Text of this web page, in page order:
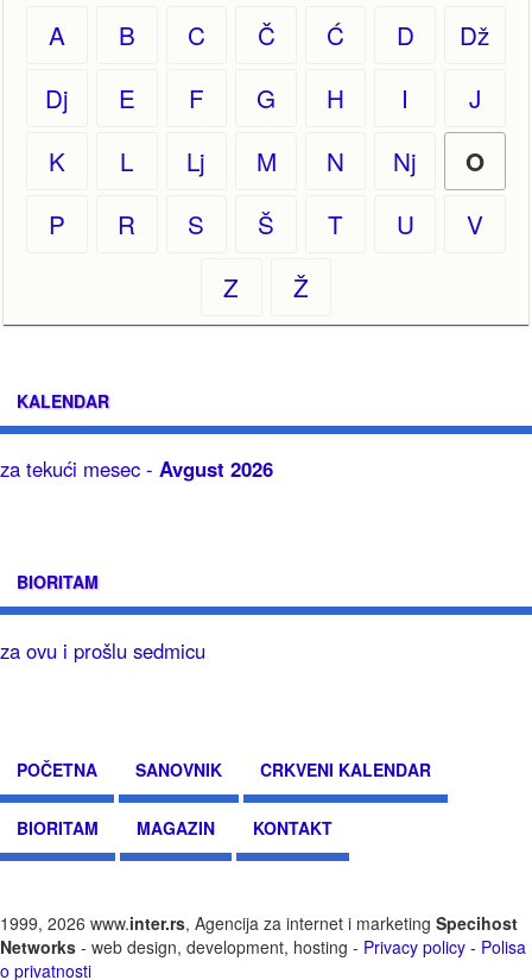
A B C Č Ć D
Dž
Dj
E F G H I
J
K
L Lj M N Nj O
P R S Š T U
V
Z
Ž
KALENDAR
za tekući mesec - Avgust 2026
BIORITAM
za ovu i prošlu sedmicu
POČETNA SANOVNIK CRKVENI KALENDAR
BIORITAM MAGAZIN KONTAKT
1999, 2026 www.inter.rs, Agencija za internet i marketing Specihost
Networks - web design, development, hosting - Privacy policy - Polisa
o privatnosti